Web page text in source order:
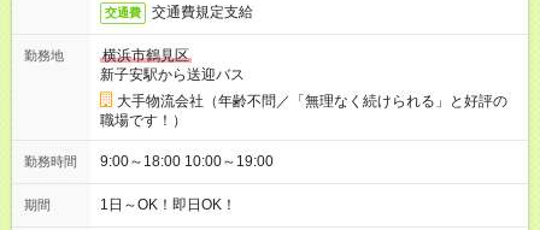
交通費 交通費規定支給
勤務地
横浜市鶴見区
新子安駅から送迎バス
大手物流会社（年齢不問／「無理なく続けられる」と好評の
職場です！）
勤務時間 9:00～18:00 10:00～19:00
期間 1日～OK！即日OK！